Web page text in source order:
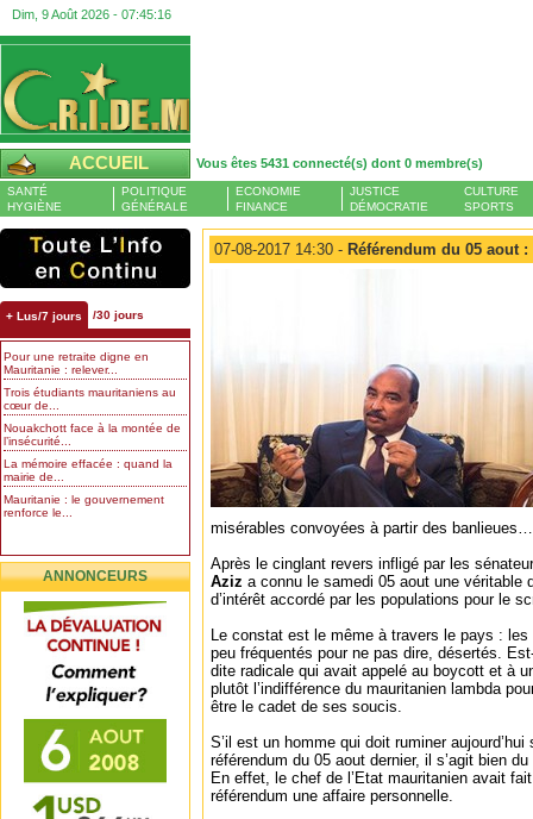
Dim, 9 Août 2026 - 07:45:17
ACCUEIL Vous êtes 5431 connecté(s) dont 0 membre(s)
SANTÉ
HYGIÈNE
POLITIQUE
GÉNÉRALE
ECONOMIE
FINANCE
JUSTICE
DÉMOCRATIE
CULTURE
SPORTS
+ Lus/7 jours /30 jours
Pour une retraite digne en
Mauritanie : relever...
Trois étudiants mauritaniens au
cœur de...
Nouakchott face à la montée de
l’insécurité...
La mémoire effacée : quand la
mairie de...
Mauritanie : le gouvernement
renforce le...
ANNONCEURS
07-08-2017 14:30 - Référendum du 05 aout
misérables convoyées à partir des
Après le cinglant revers infligé par les
Aziz a connu le samedi 05 aout une véritable
d’intérêt accordé par les populations pour le
Le constat est le même à travers le pays :
peu fréquentés pour ne pas dire, désertés.
dite radicale qui avait appelé au boycott et à
plutôt l’indifférence du mauritanien lambda
être le cadet de ses soucis.
S’il est un homme qui doit ruminer
référendum du 05 aout dernier, il s’agit bien
En effet, le chef de l’Etat mauritanien avait
référendum une affaire personnelle.